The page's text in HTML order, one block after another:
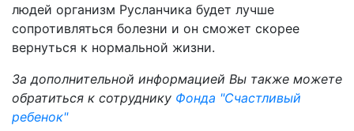
людей организм Русланчика будет лучше
сопротивляться болезни и он сможет скорее
вернуться к нормальной жизни.
За дополнительной информацией Вы также можете
обратиться к сотруднику Фонда "Счастливый
ребенок"